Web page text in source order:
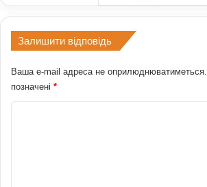
Залишити відповідь
Ваша e-mail адреса не оприлюднюватиметься.
позначені *